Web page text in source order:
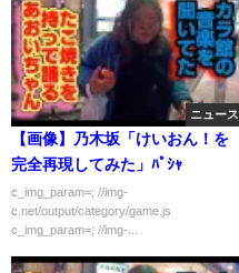
ニュース
【画像】乃木坂「けいおん！を
完全再現してみた」ﾊﾟｼｬ
c_img_param=; //img-
c.net/output/category/game.js
c_img_param=; //img-...